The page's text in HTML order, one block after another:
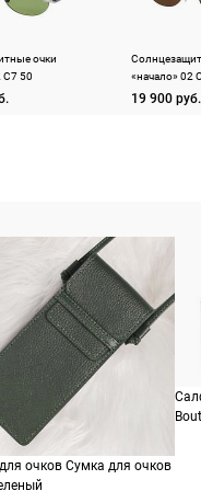
очки
C7 50
«начало» 02
19 900 руб.
очков Сумка для очков